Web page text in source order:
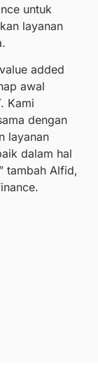
untuk
layanan
added
awal
Kami
dengan
layanan
dalam hal
tambah Alfid,